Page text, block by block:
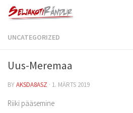
UNCATEGORIZED
Uus-Meremaa
BYAKSDA8ASZ · 1. MÄRTS 2019
Riiki pääsemine